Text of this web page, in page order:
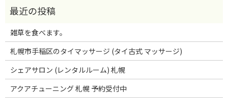
雑草を食べます。
札幌市手稲区のタイマッサージ (タイ古式 マッサージ)
シェアサロン (レンタルルーム) 札幌
アクアチューニング 札幌 予約受付中